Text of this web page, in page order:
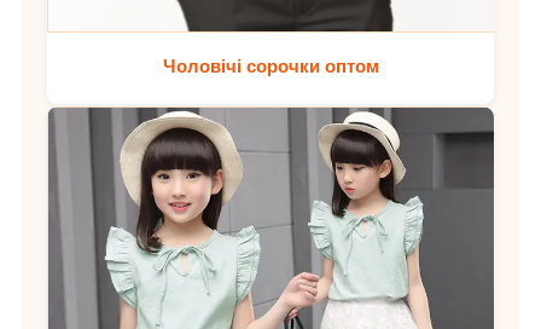
Чоловічі сорочки оптом